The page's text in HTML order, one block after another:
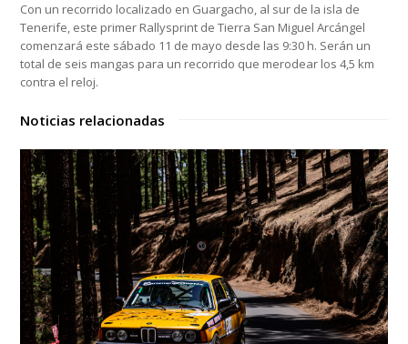
Con un recorrido localizado en Guargacho, al sur de la isla de
Tenerife, este primer Rallysprint de Tierra San Miguel Arcángel
comenzará este sábado 11 de mayo desde las 9:30 h. Serán un
total de seis mangas para un recorrido que merodear los 4,5 km
contra el reloj.
Noticias relacionadas